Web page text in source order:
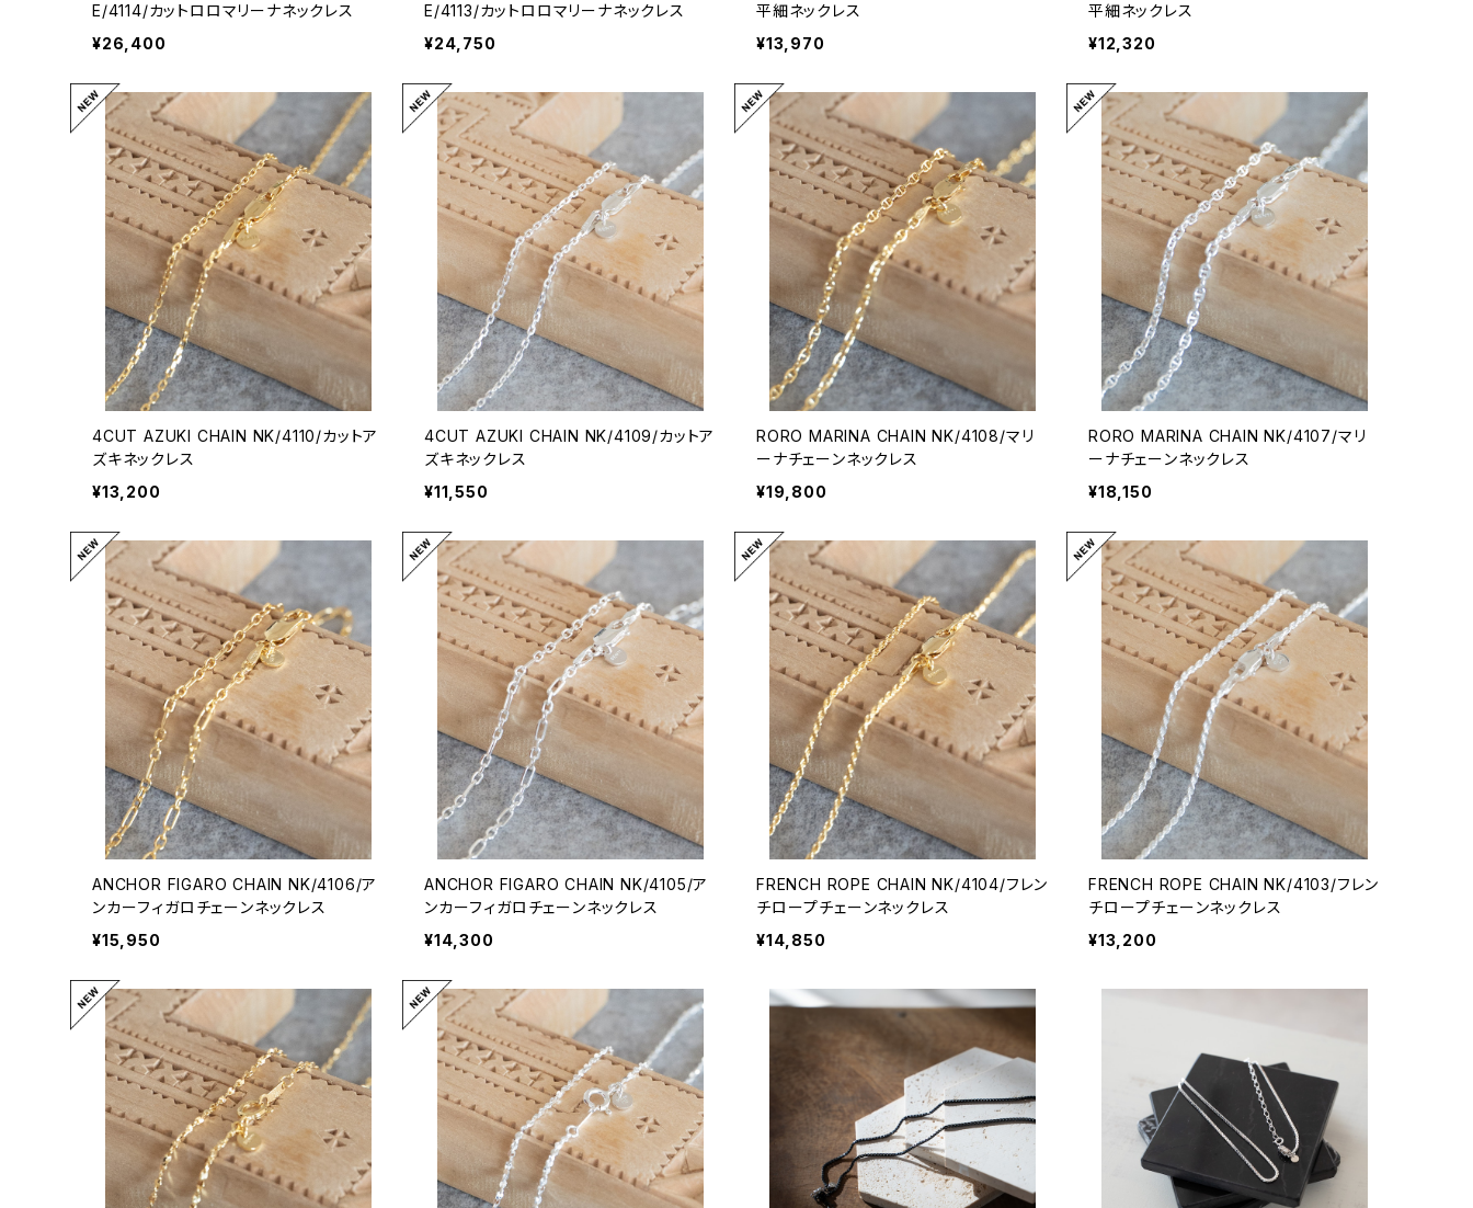
E/4114/カットロロマリーナネックレス
¥26,400
E/4113/カットロロマリーナネックレス
¥24,750
平細ネックレス
¥13,970
平細ネックレス
¥12,320
4CUT AZUKI CHAIN NK/4110/カットア
ズキネックレス
¥13,200
4CUT AZUKI CHAIN NK/4109/カットア
ズキネックレス
¥11,550
RORO MARINA CHAIN NK/4108/マリ
ーナチェーンネックレス
¥19,800
RORO MARINA CHAIN NK/4107/マリ
ーナチェーンネックレス
¥18,150
ANCHOR FIGARO CHAIN NK/4106/ア
ンカーフィガロチェーンネックレス
¥15,950
ANCHOR FIGARO CHAIN NK/4105/ア
ンカーフィガロチェーンネックレス
¥14,300
FRENCH ROPE CHAIN NK/4104/フレン
チロープチェーンネックレス
¥14,850
FRENCH ROPE CHAIN NK/4103/フレン
チロープチェーンネックレス
¥13,200